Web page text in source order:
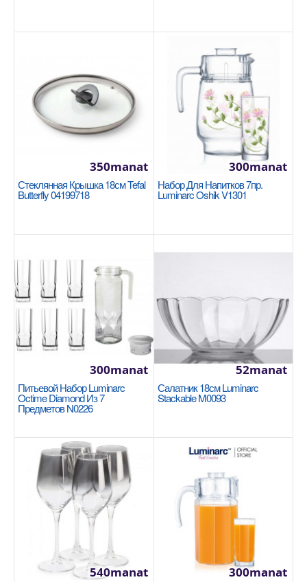
Силиконовая ручка устойчива к температурам до
220 °C. Подходит для использования в посуде с
покрыт..
580manat
Availability
12
В Корзину
В избранные
Стеклянная Крышка 18см Tefal
Butterfly 04199718
350manat
Набор Для Напитков 7пр.
Luminarc Oshik V1301
300manat
Питьевой Набор Luminarc
Octime Diamond Из 7
Предметов N0226
300manat
Салатник 18см Luminarc
Stackable M0093
52manat
540manat 300manat